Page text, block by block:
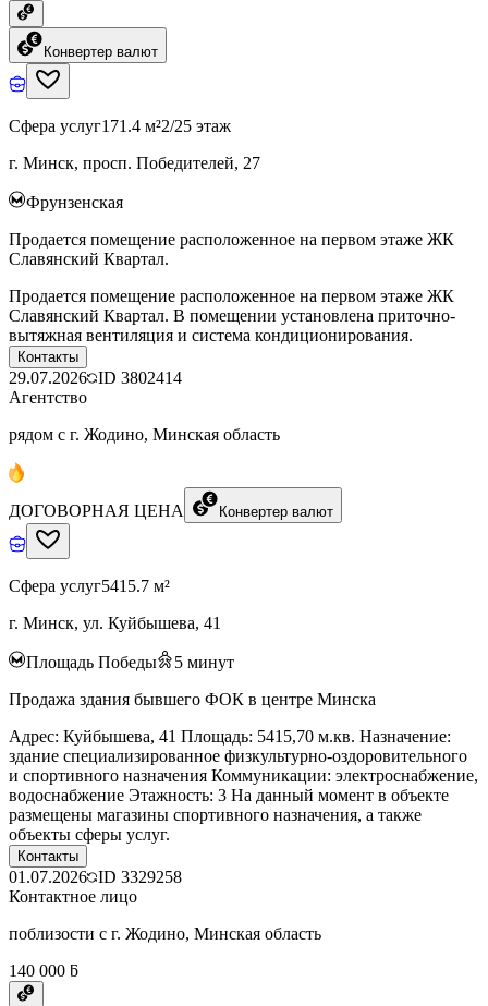
Конвертер валют
Сфера услуг171.4 м²2/25 этаж
г. Минск, просп. Победителей, 27
Фрунзенская
Продается помещение расположенное на первом этаже ЖК
Славянский Квартал.
Продается помещение расположенное на первом этаже ЖК
Славянский Квартал. В помещении установлена приточно-
вытяжная вентиляция и система кондиционирования.
Контакты
29.07.2026 ID 3802414
Агентство
рядом с г. Жодино, Минская область
ДОГОВОРНАЯ ЦЕНА Конвертер валют
Сфера услуг5415.7 м²
г. Минск, ул. Куйбышева, 41
Площадь Победы 5 минут
Продажа здания бывшего ФОК в центре Минска
Адрес: Куйбышева, 41 Площадь: 5415,70 м.кв. Назначение:
здание специализированное физкультурно-оздоровительного
и спортивного назначения Коммуникации: электроснабжение,
водоснабжение Этажность: 3 На данный момент в объекте
размещены магазины спортивного назначения, а также
объекты сферы услуг.
Контакты
01.07.2026 ID 3329258
Контактное лицо
поблизости с г. Жодино, Минская область
140 000 ƃ